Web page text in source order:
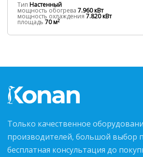
Тип Настенный
мощность обогрева 7.960 кВт
мощность охлаждения 7.820 кВт
площадь 70 м2
Только качественное
производителей, большой выбор
бесплатная консультация до